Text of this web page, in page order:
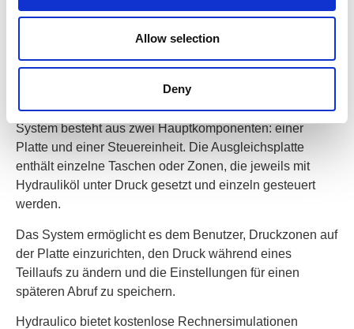
Allow selection
Deny
Herausforderungen beim Tiefziehen
Beim Tiefziehen verändert sich das Material während des
Ziehens erheblich, was oft zu Problemen mit Falten und
Das von Hydraulico entwickelte Electronic Shimming™-
System besteht aus zwei Hauptkomponenten: einer
Platte und einer Steuereinheit. Die Ausgleichsplatte
enthält einzelne Taschen oder Zonen, die jeweils mit
Hydrauliköl unter Druck gesetzt und einzeln gesteuert
werden.
Das System ermöglicht es dem Benutzer, Druckzonen auf
der Platte einzurichten, den Druck während eines
Teillaufs zu ändern und die Einstellungen für einen
späteren Abruf zu speichern.
Hydraulico bietet kostenlose Rechnersimulationen